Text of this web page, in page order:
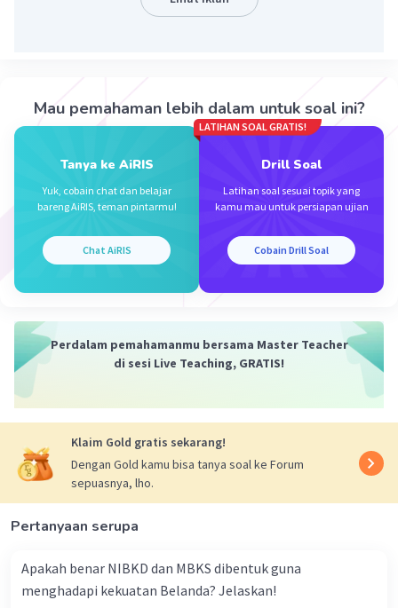
perdagangan rempah-rempah yang strategis ini, yang
Beri Rating (0 Balas
Level 73
29 September 2023 03:01
Jawaban terverifikasi
Portugis berhasil menguasai Malaka pada tahun 1511
dengan tujuan utama untuk menguasai pusat
perdagangan rempah-rempah yang sangat penting di
Asia Tenggara, terutama sebagai titik persinggahan
utama dalam perdagangan rempah-rempah antara Timur
Beri Rating
Mau pemahaman lebih dalam untuk soal ini?
Tanya ke AiRIS
Yuk, cobain chat dan belajar
bareng AiRIS, teman pintarmu!
Chat AiRIS
LATIHAN SOAL GRATIS!
Drill Soal
Latihan soal sesuai topik yang
kamu mau untuk persiapan ujian
Cobain Drill Soal
Perdalam pemahamanmu bersama Master Teacher
di sesi Live Teaching, GRATIS!
Klaim Gold gratis sekarang!
Dengan Gold kamu bisa tanya soal ke Forum
sepuasnya, lho.
Pertanyaan serupa
Apakah benar NIBKD dan MBKS dibentuk guna
menghadapi kekuatan Belanda? Jelaskan!